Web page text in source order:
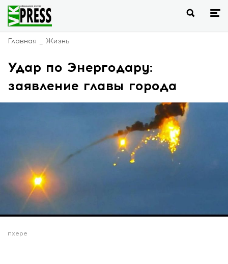
Главная Жизнь
Удар по Энергодару:
заявление главы города
пхере